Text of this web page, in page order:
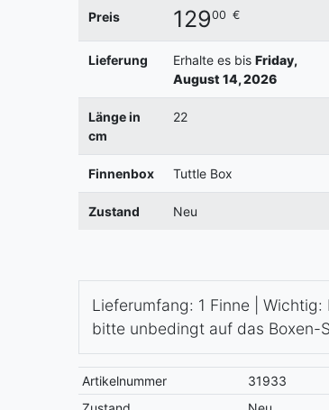
Preis 12900 €
Lieferung Erhalte es bis Friday,
August 14, 2026
Länge in
cm
22
Finnenbox Tuttle Box
Zustand Neu
Lieferumfang: 1 Finne |
bitte unbedingt auf das Boxen-
Artikelnummer
31933